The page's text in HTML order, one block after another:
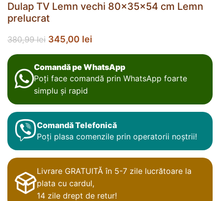
Dulap TV Lemn vechi 80x35x54 cm Lemn
prelucrat
380,99lei 345,00 lei
Comandă pe WhatsApp
Poți face comandă prin WhatsApp foarte
simplu și rapid
Comandă Telefonică
Poți plasa comenzile prin operatorii noștrii!
Livrare GRATUITĂ în 5-7 zile lucrătoare la
plata cu cardul,
14 zile drept de retur!